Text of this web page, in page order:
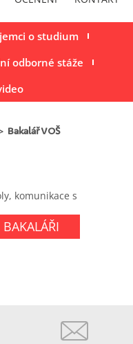
o studium
odborné stáže
Bakalář VOŠ
komunikace s
BAKALÁŘI